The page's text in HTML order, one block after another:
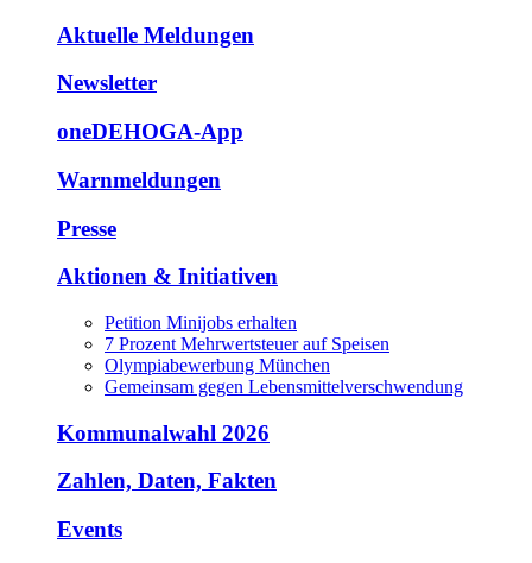
Aktuelle Meldungen
Newsletter
oneDEHOGA-App
Warnmeldungen
Presse
Aktionen & Initiativen
Petition Minijobs erhalten
7 Prozent Mehrwertsteuer auf Speisen
Olympiabewerbung München
Gemeinsam gegen Lebensmittelverschwendung
Kommunalwahl 2026
Zahlen, Daten, Fakten
Events